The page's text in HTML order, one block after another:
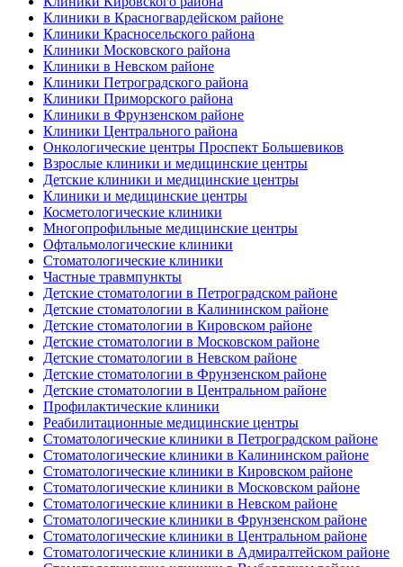
Клиники в Красногвардейском районе
Клиники Красносельского района
Клиники Московского района
Клиники в Невском районе
Клиники Петроградского района
Клиники Приморского района
Клиники в Фрунзенском районе
Клиники Центрального района
Онкологические центры Проспект Большевиков
Взрослые клиники и медицинские центры
Детские клиники и медицинские центры
Клиники и медицинские центры
Косметологические клиники
Многопрофильные медицинские центры
Офтальмологические клиники
Стоматологические клиники
Частные травмпункты
Детские стоматологии в Петроградском районе
Детские стоматологии в Калининском районе
Детские стоматологии в Кировском районе
Детские стоматологии в Московском районе
Детские стоматологии в Невском районе
Детские стоматологии в Фрунзенском районе
Детские стоматологии в Центральном районе
Профилактические клиники
Реабилитационные медицинские центры
Стоматологические клиники в Петроградском районе
Стоматологические клиники в Калининском районе
Стоматологические клиники в Кировском районе
Стоматологические клиники в Московском районе
Стоматологические клиники в Невском районе
Стоматологические клиники в Фрунзенском районе
Стоматологические клиники в Центральном районе
Стоматологические клиники в Адмиралтейском районе